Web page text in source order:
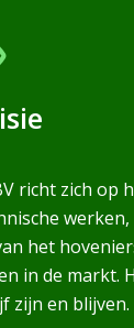
richt zich op
het
in de markt.
zijn en blijven.